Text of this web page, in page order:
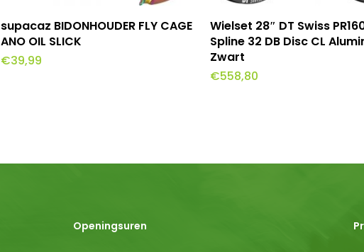
Toevoegen Aan Winkelwagen
supacaz BIDONHOUDER FLY CAGE
ANO OIL SLICK
€39,99
Toevoegen Aan
Wielset 28″ DT Swiss
Spline 32 DB Disc CL
Zwart
€558,80
Openingsuren